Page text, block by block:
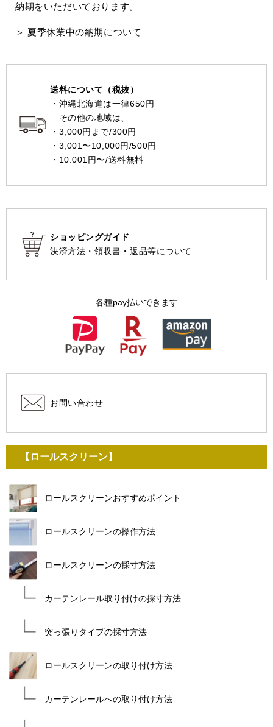
納期をいただいております。
＞ 夏季休業中の納期について
送料について（税抜）
・沖縄北海道は一律650円
その他の地域は、
・3,000円まで/300円
・3,001〜10,000円/500円
・10.001円〜/送料無料
ショッピングガイド
決済方法・領収書・返品等について
各種pay払いできます
お問い合わせ
【ロールスクリーン】
ロールスクリーンおすすめポイント
ロールスクリーンの操作方法
ロールスクリーンの採寸方法
カーテンレール取り付けの採寸方法
突っ張りタイプの採寸方法
ロールスクリーンの取り付け方法
カーテンレールへの取り付け方法